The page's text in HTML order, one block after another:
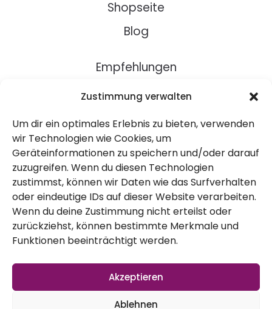
Zustimmung verwalten
Um dir ein optimales Erlebnis zu bieten, verwenden
wir Technologien wie Cookies, um
Geräteinformationen zu speichern und/oder darauf
zuzugreifen. Wenn du diesen Technologien
zustimmst, können wir Daten wie das Surfverhalten
oder eindeutige IDs auf dieser Website verarbeiten.
Wenn du deine Zustimmung nicht erteilst oder
zurückziehst, können bestimmte Merkmale und
Funktionen beeinträchtigt werden.
Akzeptieren
Ablehnen
Fermentiergewicht
Enthält 19% MwSt
zzgl.Versand
Lieferzeit: nicht angegeben
In den Warenkorb
„Nessi“
15,00€
Enthält 19% MwSt
zzgl.Versand
Lieferzeit: nicht angegeben
In den Warenkorb